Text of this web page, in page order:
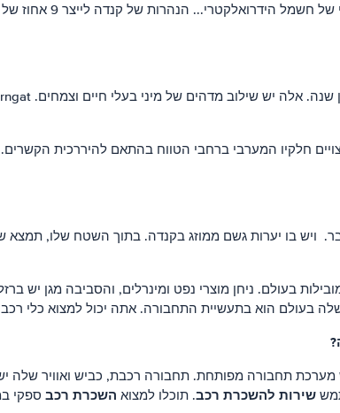
העליון,
חלקיו המערבי ברחבי הטווח בהתאם להיררכית הקשרים.
ויש בו יערות גשם ממוזג בקנדה. בתוך השטח שלו, תמצא
בעולם. ניחן מוצרי נפט ומינרלים, והסביבה מגן
בעולם הוא בתעשיית התחבורה. אתה יכול למצוא כלי רכב
תחבורה מפותחת. תחבורה רכבת, כביש ואוויר שלה יש
שירות להשכרת רכב. תוכלו למצוא השכרת רכב ספקי